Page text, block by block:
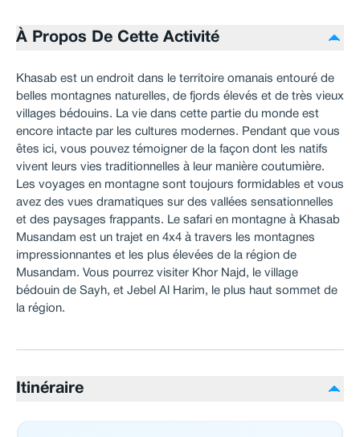
À Propos De Cette Activité
Khasab est un endroit dans le territoire omanais entouré de
belles montagnes naturelles, de fjords élevés et de très vieux
villages bédouins. La vie dans cette partie du monde est
encore intacte par les cultures modernes. Pendant que vous
êtes ici, vous pouvez témoigner de la façon dont les natifs
vivent leurs vies traditionnelles à leur manière coutumière.
Les voyages en montagne sont toujours formidables et vous
avez des vues dramatiques sur des vallées sensationnelles
et des paysages frappants. Le safari en montagne à Khasab
Musandam est un trajet en 4x4 à travers les montagnes
impressionnantes et les plus élevées de la région de
Musandam. Vous pourrez visiter Khor Najd, le village
bédouin de Sayh, et Jebel Al Harim, le plus haut sommet de
la région.
Itinéraire